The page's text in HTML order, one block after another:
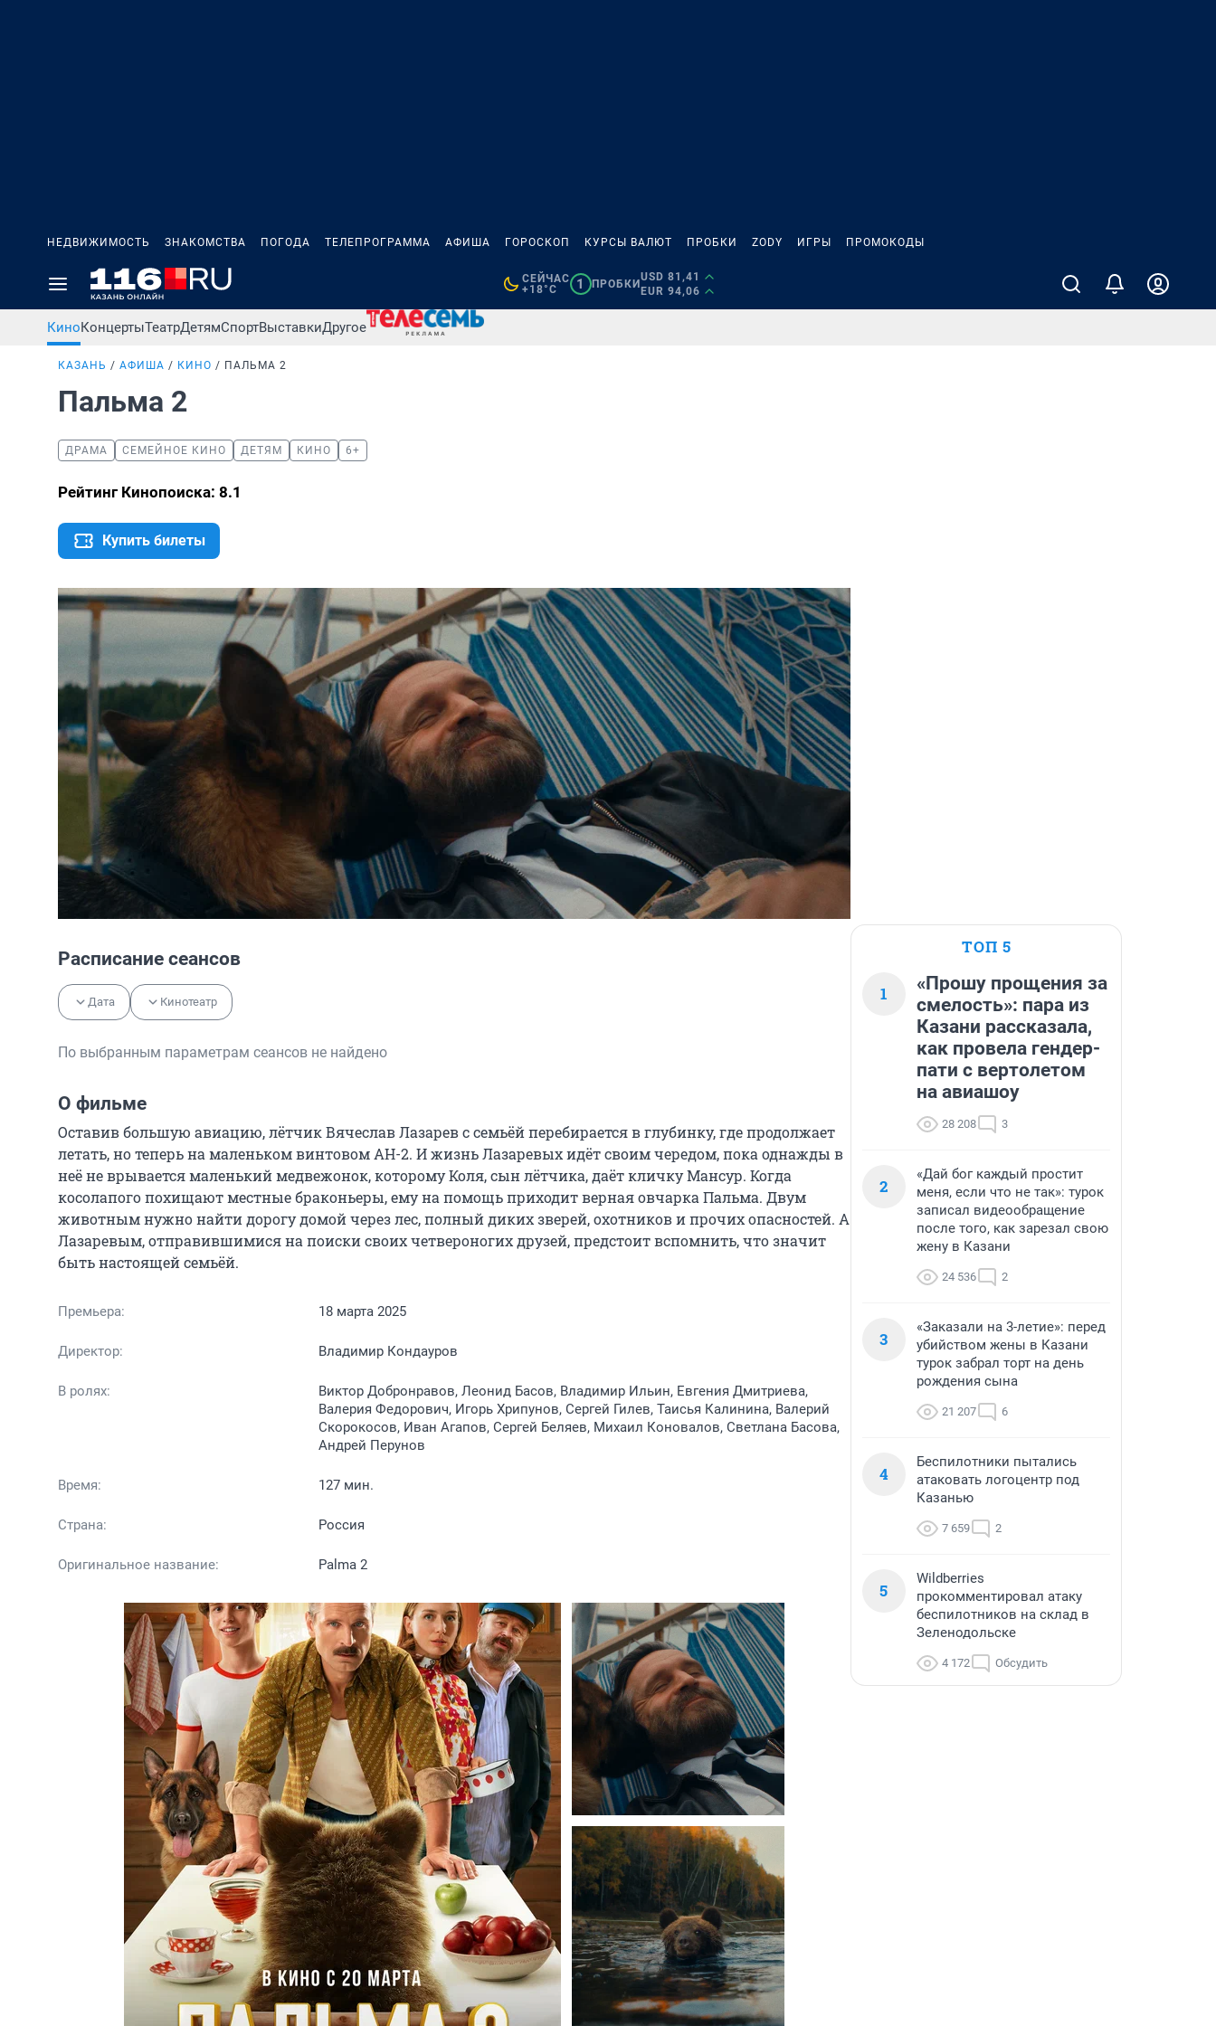
НЕДВИЖИМОСТЬ ЗНАКОМСТВА ПОГОДА ТЕЛЕПРОГРАММА АФИША ГОРОСКОП КУРСЫ ВАЛЮТ ПРОБКИ ZODY ИГРЫ ПРОМОКОДЫ
СЕЙЧАС
+18°C
1 ПРОБКИ
USD 81,41
EUR 94,06
КиноКонцертыТеатрДетямСпортВыставкиДругое
КАЗАНЬ АФИША КИНО ПАЛЬМА 2
Пальма 2
ДРАМА СЕМЕЙНОЕ КИНО ДЕТЯМ КИНО 6+
Рейтинг Кинопоиска: 8.1
Купить билеты
Расписание сеансов
Дата Кинотеатр
По выбранным параметрам сеансов не найдено
О фильме
Оставив большую авиацию, лётчик Вячеслав Лазарев с семьёй перебирается в глубинку, где продолжает
летать, но теперь на маленьком винтовом АН-2. И жизнь Лазаревых идёт своим чередом, пока однажды в
неё не врывается маленький медвежонок, которому Коля, сын лётчика, даёт кличку Мансур. Когда
косолапого похищают местные браконьеры, ему на помощь приходит верная овчарка Пальма. Двум
животным нужно найти дорогу домой через лес, полный диких зверей, охотников и прочих опасностей. А
Лазаревым, отправившимися на поиски своих четвероногих друзей, предстоит вспомнить, что значит
быть настоящей семьёй.
Премьера: 18 марта 2025
Директор: Владимир Кондауров
В ролях:
Виктор Добронравов, Леонид Басов, Владимир Ильин, Евгения Дмитриева,
Валерия Федорович, Игорь Хрипунов, Сергей Гилев, Таисья Калинина, Валерий
Скорокосов, Иван Агапов, Сергей Беляев, Михаил Коновалов, Светлана Басова,
Андрей Перунов
Время: 127 мин.
Страна: Россия
Оригинальное название: Palma 2
ТОП 5
1
«Прошу прощения за
смелость»: пара из
Казани рассказала,
как провела гендер-
пати с вертолетом
на авиашоу
28 208 3
2
«Дай бог каждый простит
меня, если что не так»: турок
записал видеообращение
после того, как зарезал свою
жену в Казани
24 536 2
3
«Заказали на 3-летие»: перед
убийством жены в Казани
турок забрал торт на день
рождения сына
21 207 6
4
Беспилотники пытались
атаковать логоцентр под
Казанью
7 659 2
5
Wildberries
прокомментировал атаку
беспилотников на склад в
Зеленодольске
4 172 Обсудить